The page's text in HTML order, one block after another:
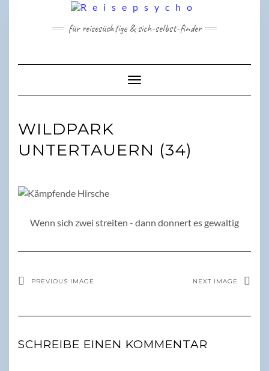
für reisesüchtige & sich-selbst-finder
Toggle Navigation
WILDPARK
UNTERTAUERN (34)
Wenn sich zwei streiten - dann donnert es gewaltig
PREVIOUS IMAGE NEXT IMAGE
SCHREIBE EINEN KOMMENTAR